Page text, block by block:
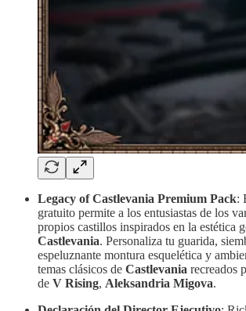
Legacy of Castlevania Premium Pack:
gratuito permite a los entusiastas de los
propios castillos inspirados en la estética
Castlevania. Personaliza tu guarida,
espeluznante montura esquelética y
temas clásicos de Castlevania recreados
de V Rising, Aleksandria Migova.